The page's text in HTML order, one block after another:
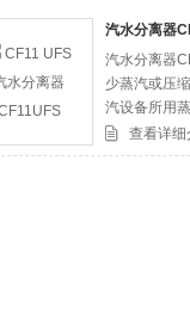
汽水分离器
汽水分离器
少蒸汽或压
汽设备所用
查看详细